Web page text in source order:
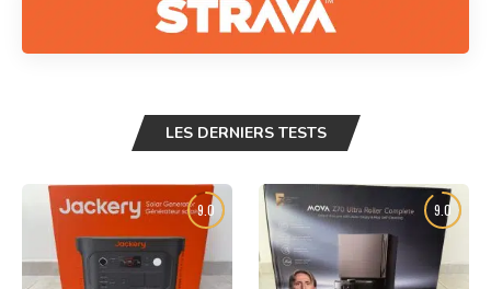
LES DERNIERS TESTS
9.0 9.0